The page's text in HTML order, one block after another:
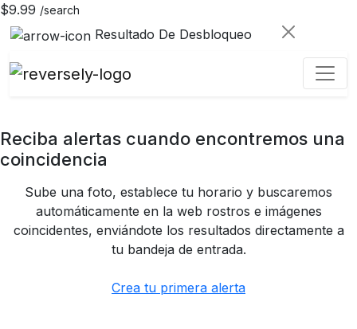
$9.99 /search
Resultado De Desbloqueo
Reciba alertas cuando encontremos una
coincidencia
Sube una foto, establece tu horario y buscaremos
automáticamente en la web rostros e imágenes
coincidentes, enviándote los resultados directamente a
tu bandeja de entrada.
Crea tu primera alerta